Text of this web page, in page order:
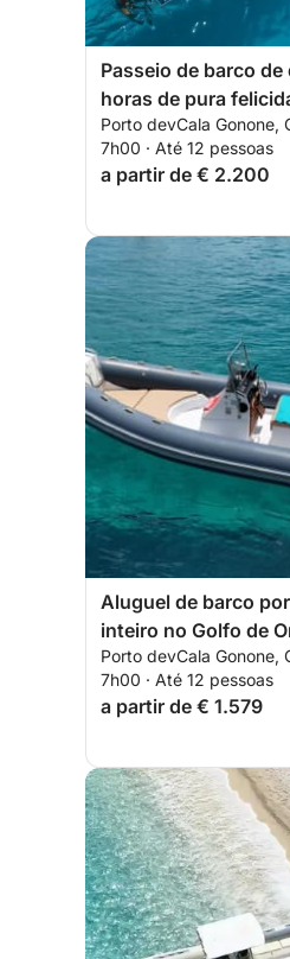
Passeio de barco
horas de pura
de Orosei (D34)
Porto devCala Gonone,
7h00 · Até 12 pessoas
a partir de € 2.200
Aluguel de barco
inteiro no Golfo de
Porto devCala Gonone,
7h00 · Até 12 pessoas
a partir de € 1.579